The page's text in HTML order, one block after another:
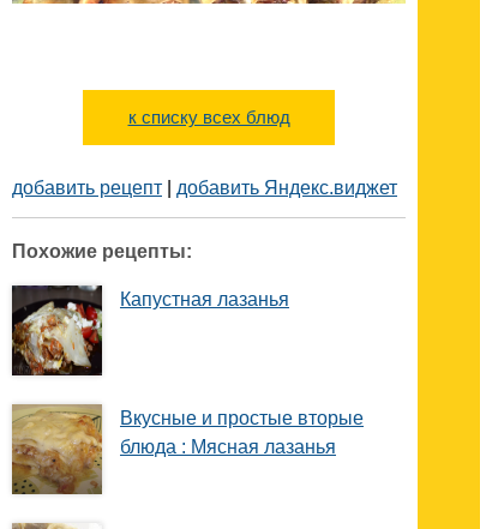
к списку всех блюд
добавить рецепт добавить Яндекс.виджет
Похожие рецепты:
Капустная лазанья
Вкусные и простые вторые
блюда : Мясная лазанья